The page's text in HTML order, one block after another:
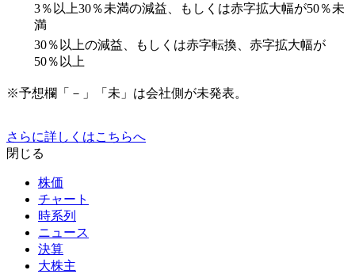
3％以上30％未満の減益、もしくは赤字拡大幅が50％未
満
30％以上の減益、もしくは赤字転換、赤字拡大幅が
50％以上
※予想欄「－」「未」は会社側が未発表。
さらに詳しくはこちらへ
閉じる
株価
チャート
時系列
ニュース
決算
大株主